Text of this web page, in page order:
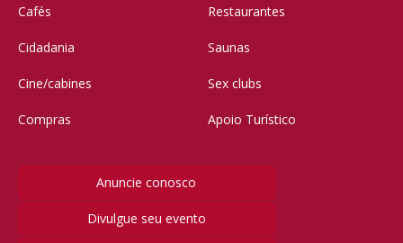
Cafés
Cidadania
Cine/cabines
Compras
Restaurantes
Saunas
Sex clubs
Apoio Turístico
Anuncie conosco
Divulgue seu evento